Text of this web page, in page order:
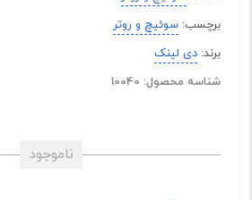
برچسب: سوئیچ و روتر
برند: دی لینک
شناسه محصول: 10040
ناموجود